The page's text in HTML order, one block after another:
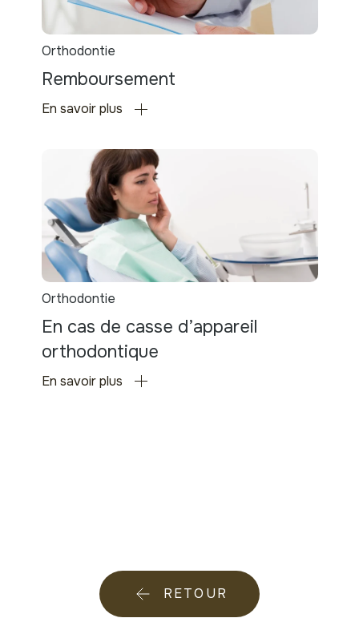
Orthodontie
Remboursement
En savoir plus
Orthodontie
En cas de casse d’appareil
orthodontique
En savoir plus
RETOUR